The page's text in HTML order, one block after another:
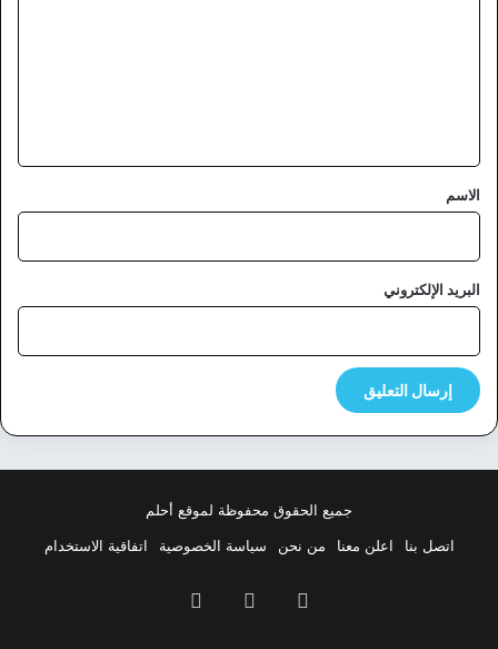
*
الاسم
البريد الإلكتروني
جميع الحقوق محفوظة لموقع أحلم
اتصل بنا
اعلن معنا من نحن سياسة الخصوصية اتفاقية الاستخدام
فيسبوك